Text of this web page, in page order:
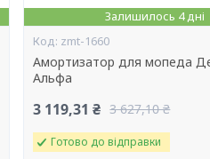
Залишилось 4 дні
zmt-1660
Амортизатор для мопеда
Альфа
3 119,31 ₴ 3 627,10 ₴
Готово до відправки